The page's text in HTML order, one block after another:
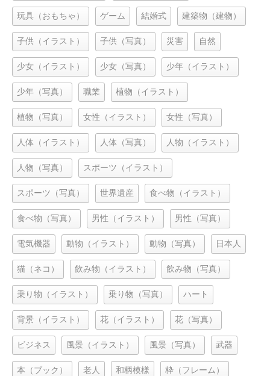
玩具（おもちゃ） ゲーム 結婚式 建築物（建物）
子供（イラスト） 子供（写真） 災害 自然
少女（イラスト） 少女（写真） 少年（イラスト）
少年（写真） 職業 植物（イラスト）
植物（写真） 女性（イラスト） 女性（写真）
人体（イラスト） 人体（写真） 人物（イラスト）
人物（写真） スポーツ（イラスト）
スポーツ（写真） 世界遺産 食べ物（イラスト）
食べ物（写真） 男性（イラスト） 男性（写真）
電気機器 動物（イラスト） 動物（写真） 日本人
猫（ネコ） 飲み物（イラスト） 飲み物（写真）
乗り物（イラスト） 乗り物（写真） ハート
背景（イラスト） 花（イラスト） 花（写真）
ビジネス 風景（イラスト） 風景（写真） 武器
本（ブック） 老人 和柄模様 枠（フレーム）